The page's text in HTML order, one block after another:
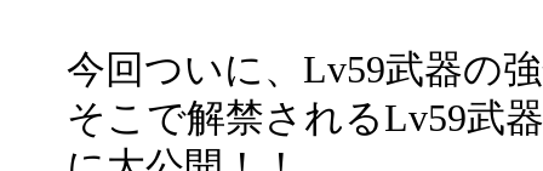
今回ついに、Lv59武器の
そこで解禁されるLv59武